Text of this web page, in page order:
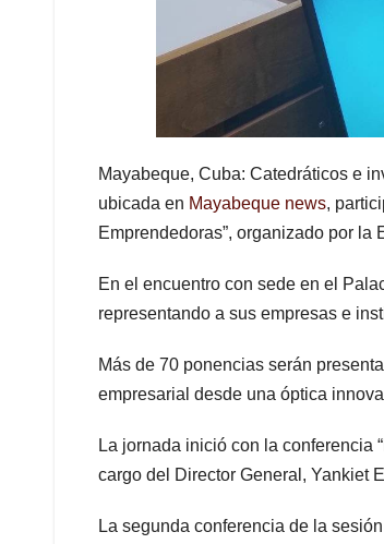
Mayabeque, Cuba: Catedráticos e
ubicada en Mayabeque news,
Emprendedoras”, organizado por
En el encuentro con sede en el
representando a sus empresas e
Más de 70 ponencias serán
empresarial desde una óptica
La jornada inició con la conferencia
cargo del Director General, Yankiet
La segunda conferencia de la